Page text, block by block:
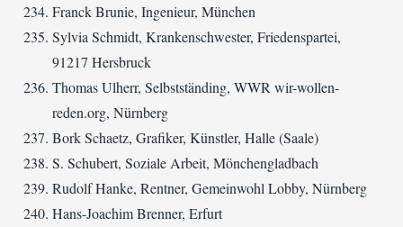
Franck Brunie, Ingenieur, München
Sylvia Schmidt, Krankenschwester, Friedenspartei,
91217 Hersbruck
Thomas Ulherr, Selbstständing, WWR wir-wollen-
reden.org, Nürnberg
Bork Schaetz, Grafiker, Künstler, Halle (Saale)
S. Schubert, Soziale Arbeit, Mönchengladbach
Rudolf Hanke, Rentner, Gemeinwohl Lobby, Nürnberg
Hans-Joachim Brenner, Erfurt